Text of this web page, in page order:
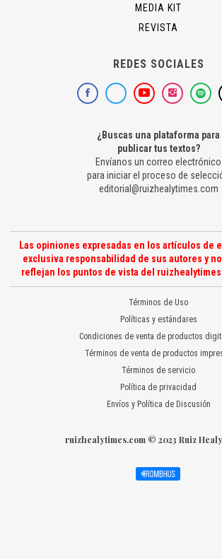
MEDIA KIT
REVISTA
REDES SOCIALES
¿Buscas una plataforma para
publicar tus textos?
Envíanos un correo electrónico
para iniciar el proceso de
editorial@ruizhealytimes.com
Las opiniones expresadas en los artículos de
exclusiva responsabilidad de sus autores y
reflejan los puntos de vista del
Términos de Uso
Políticas y estándares
Condiciones de venta de productos
Términos de venta de productos
Términos de servicio
Política de privacidad
Envíos y Política de Discusión
ruizhealytimes.com © 2023 Ruiz